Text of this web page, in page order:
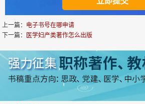
上一篇： 电子书号在哪申请
下一篇：
医学妇产类著作怎么出版